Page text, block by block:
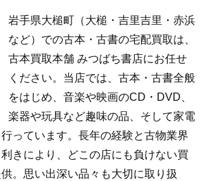
岩手県大槌町（大槌・吉里吉里・赤浜
など）での古本・古書の宅配買取は、
古本買取本舗 みつばち書店にお任せ
ください。当店では、古本・古書全般
をはじめ、音楽や映画のCD・DVD、
楽器や玩具など趣味の品、そして家電
っています。長年の経験と古物業界
きにより、どこの店にも負けない買
。思い出深い品々も大切に取り扱